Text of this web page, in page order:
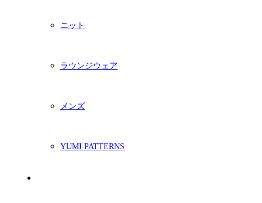
ニット
ラウンジウェア
メンズ
YUMI PATTERNS